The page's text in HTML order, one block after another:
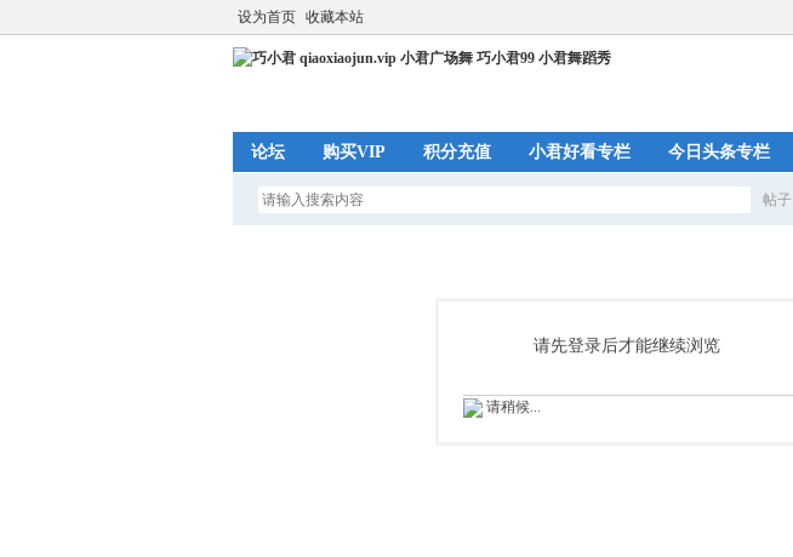
设为首页 收藏本站
论坛 购买VIP 积分充值 小君好看专栏 今日头条专栏
帖子
请先登录后才能继续浏览
请稍候...